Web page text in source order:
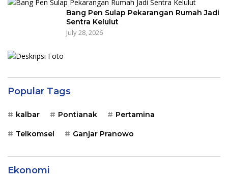
Bang Pen Sulap Pekarangan Rumah Jadi
Sentra Kelulut
July 28, 2026
Popular Tags
kalbar Pontianak Pertamina
Telkomsel Ganjar Pranowo
Ekonomi